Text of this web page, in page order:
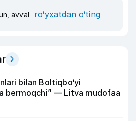
avval ro‘yxatdan o‘ting
bilan Boltiqbo‘yi
bermoqchi” — Litva mudofaa